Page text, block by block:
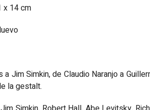
x 14 cm
Jim Simkin, de Claudio Naranjo a
la gestalt.